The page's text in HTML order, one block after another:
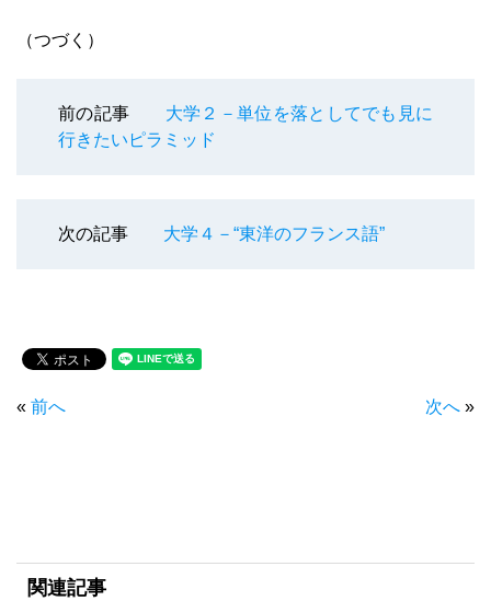
（つづく）
前の記事 大学２－単位を落としてでも見に
行きたいピラミッド
次の記事 大学４－“東洋のフランス語”
« 前へ 次へ »
関連記事